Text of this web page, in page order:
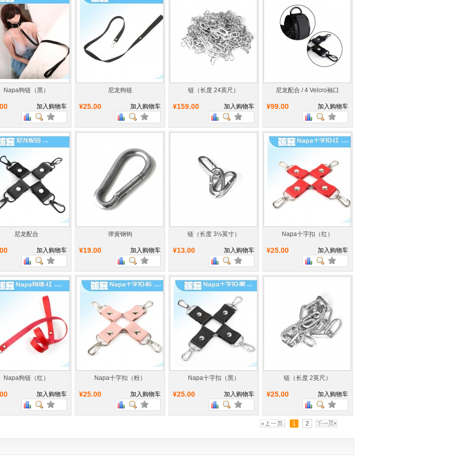
Napa狗链（黑）
加入购物车
尼龙狗链
¥25.00 加入购物车
链（长度 24英尺）
¥159.00 加入购物车
尼龙配合 / 4 Velcro袖口
¥99.00 加入购物车
尼龙配合
加入购物车
弹簧钢钩
¥19.00 加入购物车
链（长度 3½英寸）
¥13.00 加入购物车
Napa十字扣（红）
¥25.00 加入购物车
Napa狗链（红）
加入购物车
Napa十字扣（粉）
¥25.00 加入购物车
Napa十字扣（黑）
¥25.00 加入购物车
链（长度 2英尺）
¥25.00 加入购物车
1 2